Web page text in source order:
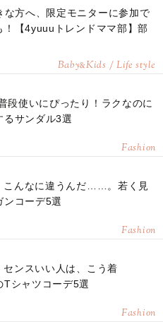
な方へ、限定モニターに参加で
！【4yuuuトレンドママ部】部
Baby&Kids / Life style
段使いにぴったり！ラクなのに
るサンダル3選
Fashion
こんなに違うんだ……。若く見
ンコーデ5選
Fashion
センスいい人は、こう着
シャツコーデ5選
Fashion